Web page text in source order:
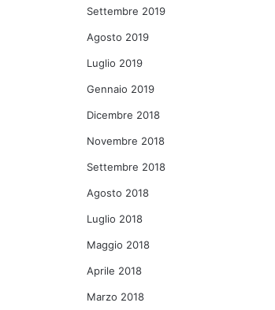
Settembre 2019
Agosto 2019
Luglio 2019
Gennaio 2019
Dicembre 2018
Novembre 2018
Settembre 2018
Agosto 2018
Luglio 2018
Maggio 2018
Aprile 2018
Marzo 2018